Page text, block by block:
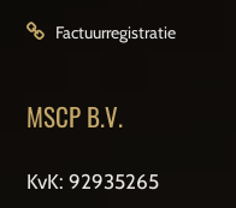
Factuurregistratie
MSCP B.V.
KvK: 92935265